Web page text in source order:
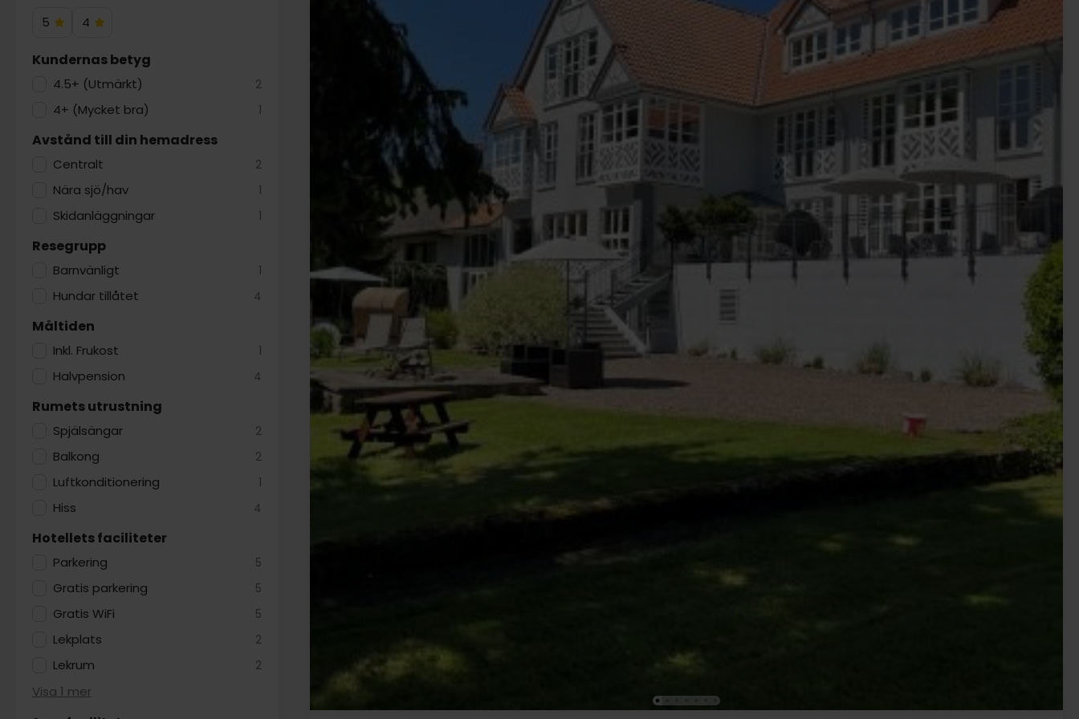
5
5
4
4
Kundernas betyg
4.5+ (Utmärkt) 2
4+ (Mycket bra) 1
Avstånd till din hemadress
Centralt 2
Nära sjö/hav 1
Skidanläggningar 1
Resegrupp
Barnvänligt 1
Hundar tillåtet 4
Måltiden
Inkl. Frukost 1
Halvpension 4
Rumets utrustning
Spjälsängar 2
Balkong 2
Luftkonditionering 1
Hiss 4
Hotellets faciliteter
Parkering 5
Gratis parkering 5
Gratis WiFi 5
Lekplats 2
Lekrum 2
Visa 1 mer